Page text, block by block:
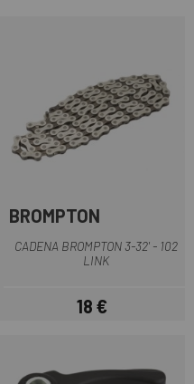
BROMPTON
CADENA BROMPTON 3-32' - 102
LINK
Preu
18 €